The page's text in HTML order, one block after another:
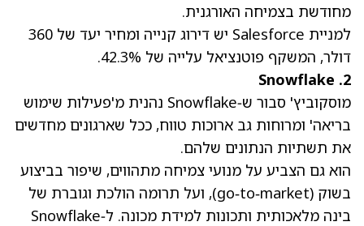
מחודשת בצמיחה האורגנית.
למניית Salesforce יש דירוג קנייה ומחיר יעד של 360
דולר, המשקף פוטנציאל עלייה של 42.3%.
2.
Snowflake
מוסקוביץ' סבור ש‑Snowflake נהנית מ'פעילות שימוש
בריאה' ומרוחות גב ארוכות טווח, ככל שארגונים מחדשים
את תשתיות הנתונים שלהם.
הוא גם הצביע על מנועי צמיחה מתהווים, שיפור בביצוע
בשוק (go‑to‑market), ועל תרומה הולכת וגוברת של
בינה מלאכותית ותכונות למידת מכונה. ל‑Snowflake